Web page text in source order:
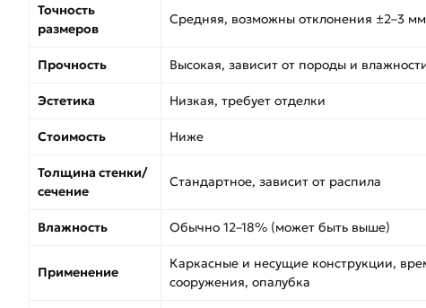
Точность
размеров
Средняя, возможны отклонения ±2–3 мм
Прочность Высокая, зависит от породы и
Эстетика Низкая, требует отделки
Стоимость Ниже
Толщина стенки/
сечение
Стандартное, зависит от распила
Влажность Обычно 12–18% (может быть выше)
Применение
Каркасные и несущие конструкции,
сооружения, опалубка